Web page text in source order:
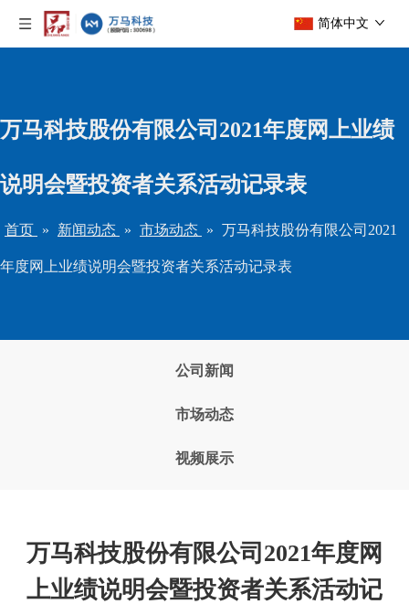
简体中文
万马科技股份有限公司2021年度网上业绩
说明会暨投资者关系活动记录表
首页 » 新闻动态 » 市场动态 » 万马科技股份有限公司2021
年度网上业绩说明会暨投资者关系活动记录表
公司新闻
市场动态
视频展示
万马科技股份有限公司2021年度网
上业绩说明会暨投资者关系活动记